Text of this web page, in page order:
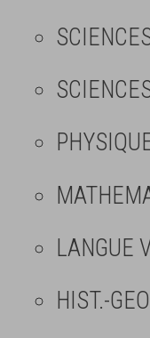
LANGUE
HIST.-